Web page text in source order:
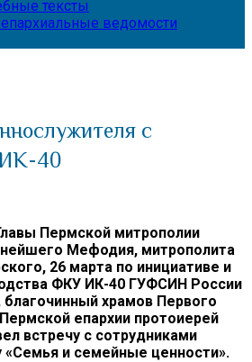
тексты
ведомости
с
ИК-40
Пермской митрополии
Мефодия, митрополита
26 марта по инициативе и
ФКУ ИК-40 ГУФСИН России
храмов Первого
епархии протоиерей
встречу с сотрудниками
и семейные ценности».